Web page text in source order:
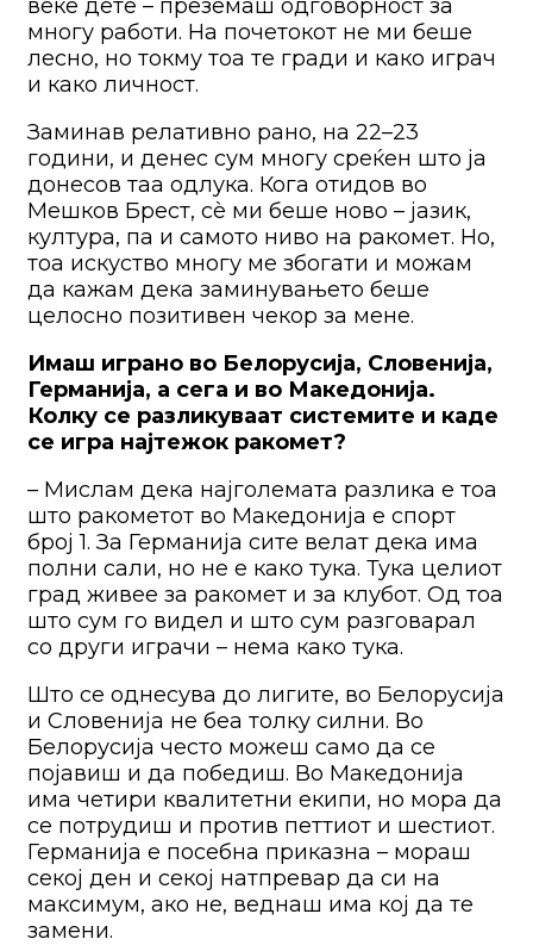
веќе дете – преземаш одговорност за
многу работи. На почетокот не ми беше
лесно, но токму тоа те гради и како играч
и како личност.
Заминав релативно рано, на 22–23
години, и денес сум многу среќен што ја
донесов таа одлука. Кога отидов во
Мешков Брест, сè ми беше ново – јазик,
култура, па и самото ниво на ракомет. Но,
тоа искуство многу ме збогати и можам
да кажам дека заминувањето беше
целосно позитивен чекор за мене.
Имаш играно во Белорусија, Словенија,
Германија, а сега и во Македонија.
Колку се разликуваат системите и каде
се игра најтежок ракомет?
– Мислам дека најголемата разлика е тоа
што ракометот во Македонија е спорт
број 1. За Германија сите велат дека има
полни сали, но не е како тука. Тука целиот
град живее за ракомет и за клубот. Од тоа
што сум го видел и што сум разговарал
со други играчи – нема како тука.
Што се однесува до лигите, во Белорусија
и Словенија не беа толку силни. Во
Белорусија често можеш само да се
појавиш и да победиш. Во Македонија
има четири квалитетни екипи, но мора да
се потрудиш и против петтиот и шестиот.
Германија е посебна приказна – мораш
секој ден и секој натпревар да си на
максимум, ако не, веднаш има кој да те
замени.